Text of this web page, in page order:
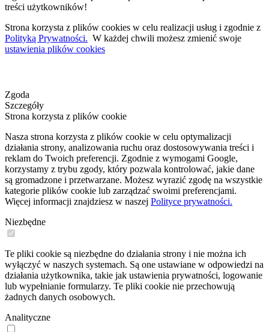
treści użytkowników!
Strona korzysta z plików cookies w celu realizacji usług i zgodnie z
Polityką Prywatności. W każdej chwili możesz zmienić swoje
ustawienia plików cookies
Zgoda
Szczegóły
Strona korzysta z plików cookie
Nasza strona korzysta z plików cookie w celu optymalizacji
działania strony, analizowania ruchu oraz dostosowywania treści i
reklam do Twoich preferencji. Zgodnie z wymogami Google,
korzystamy z trybu zgody, który pozwala kontrolować, jakie dane
są gromadzone i przetwarzane. Możesz wyrazić zgodę na wszystkie
kategorie plików cookie lub zarządzać swoimi preferencjami.
Więcej informacji znajdziesz w naszej Polityce prywatności.
Niezbędne
Te pliki cookie są niezbędne do działania strony i nie można ich
wyłączyć w naszych systemach. Są one ustawiane w odpowiedzi na
działania użytkownika, takie jak ustawienia prywatności, logowanie
lub wypełnianie formularzy. Te pliki cookie nie przechowują
żadnych danych osobowych.
Analityczne